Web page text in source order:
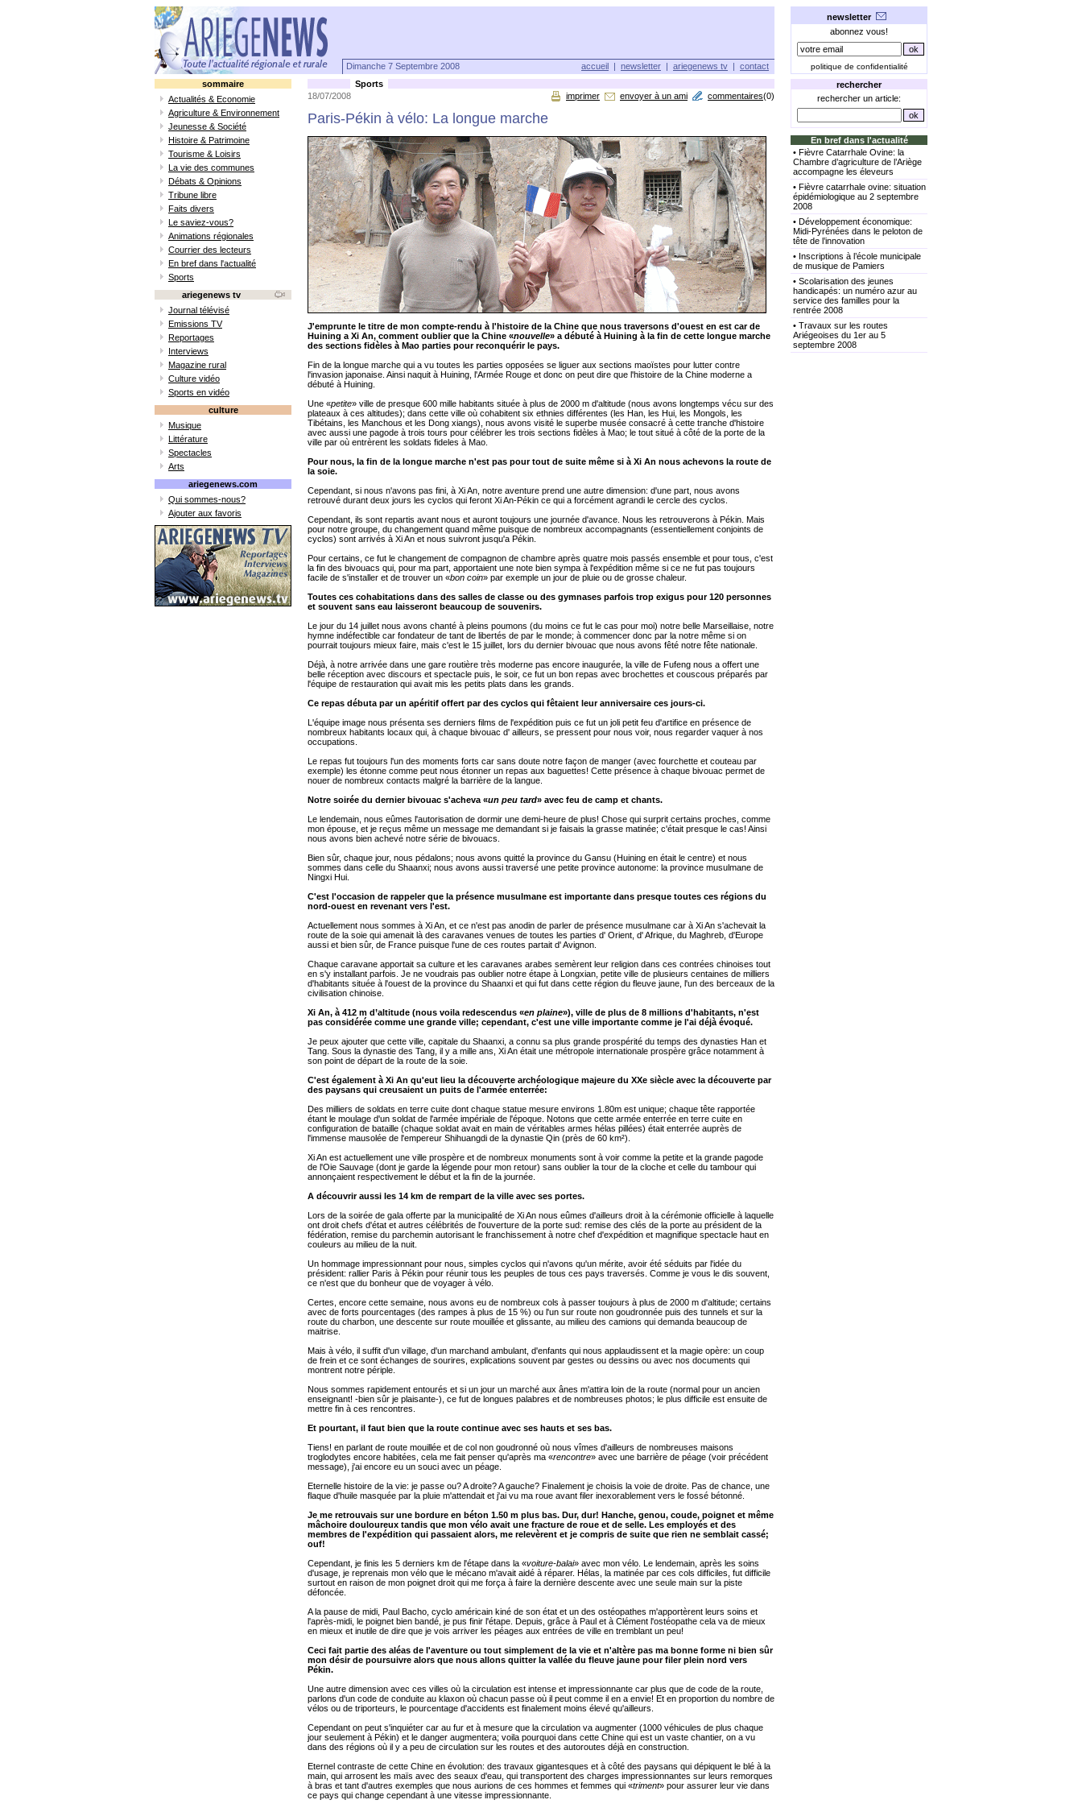
Dimanche 7 Septembre 2008 accueil | newsletter | ariegenews tv | contact
newsletter
abonnez vous!
politique de confidentialité
sommaire
Actualités & Economie
Agriculture & Environnement
Jeunesse & Société
Histoire & Patrimoine
Tourisme & Loisirs
La vie des communes
Débats & Opinions
Tribune libre
Faits divers
Le saviez-vous?
Animations régionales
Courrier des lecteurs
En bref dans l'actualité
Sports
ariegenews tv
Journal télévisé
Emissions TV
Reportages
Interviews
Magazine rural
Culture vidéo
Sports en vidéo
culture
Musique
Littérature
Spectacles
Arts
ariegenews.com
Qui sommes-nous?
Ajouter aux favoris
Sports
18/07/2008
imprimer envoyer à un ami commentaires(0)
Paris-Pékin à vélo: La longue marche
J'emprunte le titre de mon compte-rendu à l'histoire de la Chine que nous traversons d'ouest en est car de
Huining a Xi An, comment oublier que la Chine «nouvelle» a débuté à Huining à la fin de cette longue marche
des sections fidèles à Mao parties pour reconquérir le pays.
Fin de la longue marche qui a vu toutes les parties opposées se liguer aux sections maoïstes pour lutter contre
l'invasion japonaise. Ainsi naquit à Huining, l'Armée Rouge et donc on peut dire que l'histoire de la Chine moderne a
débuté à Huining.
Une «petite» ville de presque 600 mille habitants située à plus de 2000 m d'altitude (nous avons longtemps vécu sur des
plateaux à ces altitudes); dans cette ville où cohabitent six ethnies différentes (les Han, les Hui, les Mongols, les
Tibétains, les Manchous et les Dong xiangs), nous avons visité le superbe musée consacré à cette tranche d'histoire
avec aussi une pagode à trois tours pour célébrer les trois sections fidèles à Mao; le tout situé à côté de la porte de la
ville par où entrèrent les soldats fideles à Mao.
Pour nous, la fin de la longue marche n'est pas pour tout de suite même si à Xi An nous achevons la route de
la soie.
Cependant, si nous n'avons pas fini, à Xi An, notre aventure prend une autre dimension: d'une part, nous avons
retrouvé durant deux jours les cyclos qui feront Xi An-Pékin ce qui a forcément agrandi le cercle des cyclos.
Cependant, ils sont repartis avant nous et auront toujours une journée d'avance. Nous les retrouverons à Pékin. Mais
pour notre groupe, du changement quand même puisque de nombreux accompagnants (essentiellement conjoints de
cyclos) sont arrivés à Xi An et nous suivront jusqu'a Pékin.
Pour certains, ce fut le changement de compagnon de chambre après quatre mois passés ensemble et pour tous, c'est
la fin des bivouacs qui, pour ma part, apportaient une note bien sympa à l'expédition même si ce ne fut pas toujours
facile de s'installer et de trouver un «bon coin» par exemple un jour de pluie ou de grosse chaleur.
Toutes ces cohabitations dans des salles de classe ou des gymnases parfois trop exigus pour 120 personnes
et souvent sans eau laisseront beaucoup de souvenirs.
Le jour du 14 juillet nous avons chanté à pleins poumons (du moins ce fut le cas pour moi) notre belle Marseillaise, notre
hymne indéfectible car fondateur de tant de libertés de par le monde; à commencer donc par la notre même si on
pourrait toujours mieux faire, mais c'est le 15 juillet, lors du dernier bivouac que nous avons fêté notre fête nationale.
Déjà, à notre arrivée dans une gare routière très moderne pas encore inaugurée, la ville de Fufeng nous a offert une
belle réception avec discours et spectacle puis, le soir, ce fut un bon repas avec brochettes et couscous préparés par
l'équipe de restauration qui avait mis les petits plats dans les grands.
Ce repas débuta par un apéritif offert par des cyclos qui fêtaient leur anniversaire ces jours-ci.
L'équipe image nous présenta ses derniers films de l'expédition puis ce fut un joli petit feu d'artifice en présence de
nombreux habitants locaux qui, à chaque bivouac d' ailleurs, se pressent pour nous voir, nous regarder vaquer à nos
occupations.
Le repas fut toujours l'un des moments forts car sans doute notre façon de manger (avec fourchette et couteau par
exemple) les étonne comme peut nous étonner un repas aux baguettes! Cette présence à chaque bivouac permet de
nouer de nombreux contacts malgré la barrière de la langue.
Notre soirée du dernier bivouac s'acheva «un peu tard» avec feu de camp et chants.
Le lendemain, nous eûmes l'autorisation de dormir une demi-heure de plus! Chose qui surprit certains proches, comme
mon épouse, et je reçus même un message me demandant si je faisais la grasse matinée; c'était presque le cas! Ainsi
nous avons bien achevé notre série de bivouacs.
Bien sûr, chaque jour, nous pédalons; nous avons quitté la province du Gansu (Huining en était le centre) et nous
sommes dans celle du Shaanxi; nous avons aussi traversé une petite province autonome: la province musulmane de
Ningxi Hui.
C'est l'occasion de rappeler que la présence musulmane est importante dans presque toutes ces régions du
nord-ouest en revenant vers l'est.
Actuellement nous sommes à Xi An, et ce n'est pas anodin de parler de présence musulmane car à Xi An s'achevait la
route de la soie qui amenait là des caravanes venues de toutes les parties d' Orient, d' Afrique, du Maghreb, d'Europe
aussi et bien sûr, de France puisque l'une de ces routes partait d' Avignon.
Chaque caravane apportait sa culture et les caravanes arabes semèrent leur religion dans ces contrées chinoises tout
en s'y installant parfois. Je ne voudrais pas oublier notre étape à Longxian, petite ville de plusieurs centaines de milliers
d'habitants située à l'ouest de la province du Shaanxi et qui fut dans cette région du fleuve jaune, l'un des berceaux de la
civilisation chinoise.
Xi An, à 412 m d’altitude (nous voila redescendus «en plaine»), ville de plus de 8 millions d'habitants, n'est
pas considérée comme une grande ville; cependant, c'est une ville importante comme je l'ai déjà évoqué.
Je peux ajouter que cette ville, capitale du Shaanxi, a connu sa plus grande prospérité du temps des dynasties Han et
Tang. Sous la dynastie des Tang, il y a mille ans, Xi An était une métropole internationale prospère grâce notamment à
son point de départ de la route de la soie.
C'est également à Xi An qu'eut lieu la découverte archéologique majeure du XXe siècle avec la découverte par
des paysans qui creusaient un puits de l'armée enterrée:
Des milliers de soldats en terre cuite dont chaque statue mesure environs 1.80m est unique; chaque tête rapportée
étant le moulage d'un soldat de l'armée impériale de l'époque. Notons que cette armée enterrée en terre cuite en
configuration de bataille (chaque soldat avait en main de véritables armes hélas pillées) était enterrée auprès de
l'immense mausolée de l'empereur Shihuangdi de la dynastie Qin (près de 60 km²).
Xi An est actuellement une ville prospère et de nombreux monuments sont à voir comme la petite et la grande pagode
de l'Oie Sauvage (dont je garde la légende pour mon retour) sans oublier la tour de la cloche et celle du tambour qui
annonçaient respectivement le début et la fin de la journée.
A découvrir aussi les 14 km de rempart de la ville avec ses portes.
Lors de la soirée de gala offerte par la municipalité de Xi An nous eûmes d'ailleurs droit à la cérémonie officielle à laquelle
ont droit chefs d'état et autres célébrités de l'ouverture de la porte sud: remise des clés de la porte au président de la
fédération, remise du parchemin autorisant le franchissement à notre chef d'expédition et magnifique spectacle haut en
couleurs au milieu de la nuit.
Un hommage impressionnant pour nous, simples cyclos qui n'avons qu'un mérite, avoir été séduits par l'idée du
président: rallier Paris à Pékin pour réunir tous les peuples de tous ces pays traversés. Comme je vous le dis souvent,
ce n'est que du bonheur que de voyager à vélo.
Certes, encore cette semaine, nous avons eu de nombreux cols à passer toujours à plus de 2000 m d'altitude; certains
avec de forts pourcentages (des rampes à plus de 15 %) ou l'un sur route non goudronnée puis des tunnels et sur la
route du charbon, une descente sur route mouillée et glissante, au milieu des camions qui demanda beaucoup de
maitrise.
Mais à vélo, il suffit d'un village, d'un marchand ambulant, d'enfants qui nous applaudissent et la magie opère: un coup
de frein et ce sont échanges de sourires, explications souvent par gestes ou dessins ou avec nos documents qui
montrent notre périple.
Nous sommes rapidement entourés et si un jour un marché aux ânes m'attira loin de la route (normal pour un ancien
enseignant! -bien sûr je plaisante-), ce fut de longues palabres et de nombreuses photos; le plus difficile est ensuite de
mettre fin à ces rencontres.
Et pourtant, il faut bien que la route continue avec ses hauts et ses bas.
Tiens! en parlant de route mouillée et de col non goudronné où nous vîmes d'ailleurs de nombreuses maisons
troglodytes encore habitées, cela me fait penser qu'après ma «rencontre» avec une barrière de péage (voir précédent
message), j'ai encore eu un souci avec un péage.
Eternelle histoire de la vie: je passe ou? A droite? A gauche? Finalement je choisis la voie de droite. Pas de chance, une
flaque d'huile masquée par la pluie m'attendait et j'ai vu ma roue avant filer inexorablement vers le fossé bétonné.
Je me retrouvais sur une bordure en béton 1.50 m plus bas. Dur, dur! Hanche, genou, coude, poignet et même
mâchoire douloureux tandis que mon vélo avait une fracture de roue et de selle. Les employés et des
membres de l'expédition qui passaient alors, me relevèrent et je compris de suite que rien ne semblait cassé;
ouf!
Cependant, je finis les 5 derniers km de l'étape dans la «voiture-balai» avec mon vélo. Le lendemain, après les soins
d'usage, je reprenais mon vélo que le mécano m'avait aidé à réparer. Hélas, la matinée par ces cols difficiles, fut difficile
surtout en raison de mon poignet droit qui me força à faire la dernière descente avec une seule main sur la piste
défoncée.
A la pause de midi, Paul Bacho, cyclo américain kiné de son état et un des ostéopathes m'apportèrent leurs soins et
l'après-midi, le poignet bien bandé, je pus finir l'étape. Depuis, grâce à Paul et à Clément l'ostéopathe cela va de mieux
en mieux et inutile de dire que je vois arriver les péages aux entrées de ville en tremblant un peu!
Ceci fait partie des aléas de l'aventure ou tout simplement de la vie et n'altère pas ma bonne forme ni bien sûr
mon désir de poursuivre alors que nous allons quitter la vallée du fleuve jaune pour filer plein nord vers
Pékin.
Une autre dimension avec ces villes où la circulation est intense et impressionnante car plus que de code de la route,
parlons d'un code de conduite au klaxon où chacun passe où il peut comme il en a envie! Et en proportion du nombre de
vélos ou de triporteurs, le pourcentage d'accidents est finalement moins élevé qu'ailleurs.
Cependant on peut s'inquiéter car au fur et à mesure que la circulation va augmenter (1000 véhicules de plus chaque
jour seulement à Pékin) et le danger augmentera; voila pourquoi dans cette Chine qui est un vaste chantier, on a vu
dans des régions où il y a peu de circulation sur les routes et des autoroutes déjà en construction.
Eternel contraste de cette Chine en évolution: des travaux gigantesques et à côté des paysans qui dépiquent le blé à la
main, qui arrosent les maïs avec des seaux d'eau, qui transportent des charges impressionnantes sur leurs remorques
à bras et tant d'autres exemples que nous aurions de ces hommes et femmes qui «triment» pour assurer leur vie dans
ce pays qui change cependant à une vitesse impressionnante.
rechercher
rechercher un article:
En bref dans l'actualité
• Fièvre Catarrhale Ovine: la
Chambre d’agriculture de l’Ariège
accompagne les éleveurs
• Fièvre catarrhale ovine: situation
épidémiologique au 2 septembre
2008
• Développement économique:
Midi-Pyrénées dans le peloton de
tête de l’innovation
• Inscriptions à l’école municipale
de musique de Pamiers
• Scolarisation des jeunes
handicapés: un numéro azur au
service des familles pour la
rentrée 2008
• Travaux sur les routes
Ariégeoises du 1er au 5
septembre 2008